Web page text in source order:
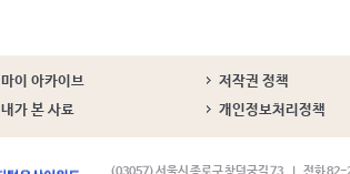
마이 아카이브 저작권 정책
내가 본 사료 개인정보처리정책